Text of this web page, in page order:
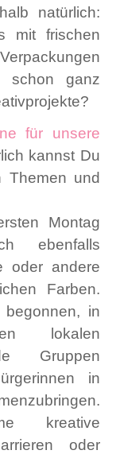
natürlich:
mit frischen
schon ganz
für unsere
kannst Du
Themen und
Montag
ebenfalls
oder andere
Farben.
in
lokalen
Gruppen
in
kreative
oder